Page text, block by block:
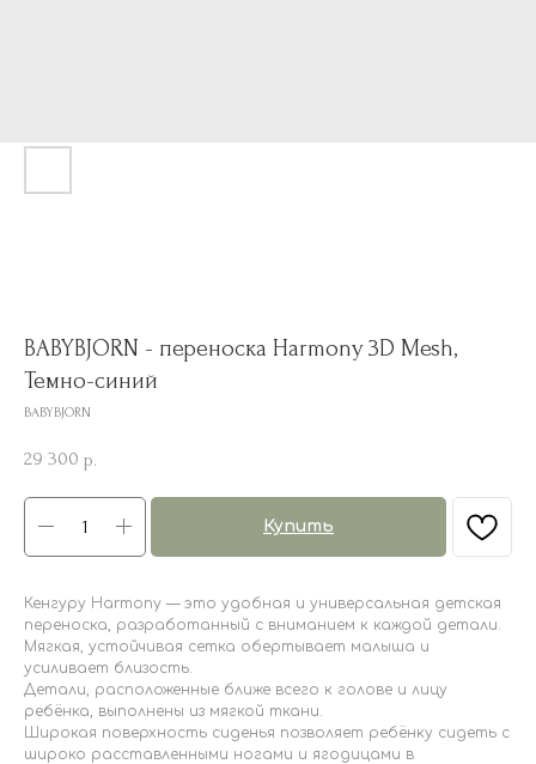
BABYBJORN - переноска Harmony 3D Mesh,
Темно-синий
BABYBJORN
29 300 р.
Купить
Кенгуру Harmony — это удобная и универсальная детская
переноска, разработанный с вниманием к каждой детали.
Мягкая, устойчивая сетка обертывает малыша и
усиливает близость.
Детали, расположенные ближе всего к голове и лицу
ребёнка, выполнены из мягкой ткани.
Широкая поверхность сиденья позволяет ребёнку сидеть с
широко расставленными ногами и ягодицами в